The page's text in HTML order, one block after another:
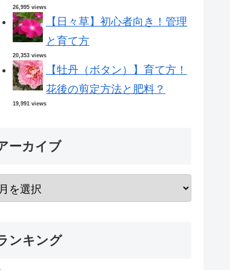
26,995 views
【日々草】初心者向き！管理
と育て方
20,353 views
【牡丹（ボタン）】育て方！
花後の剪定方法と肥料？
19,991 views
ーカイブ
ンキング